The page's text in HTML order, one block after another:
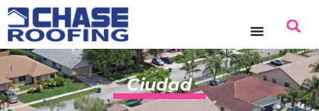
contenido
Ciudad